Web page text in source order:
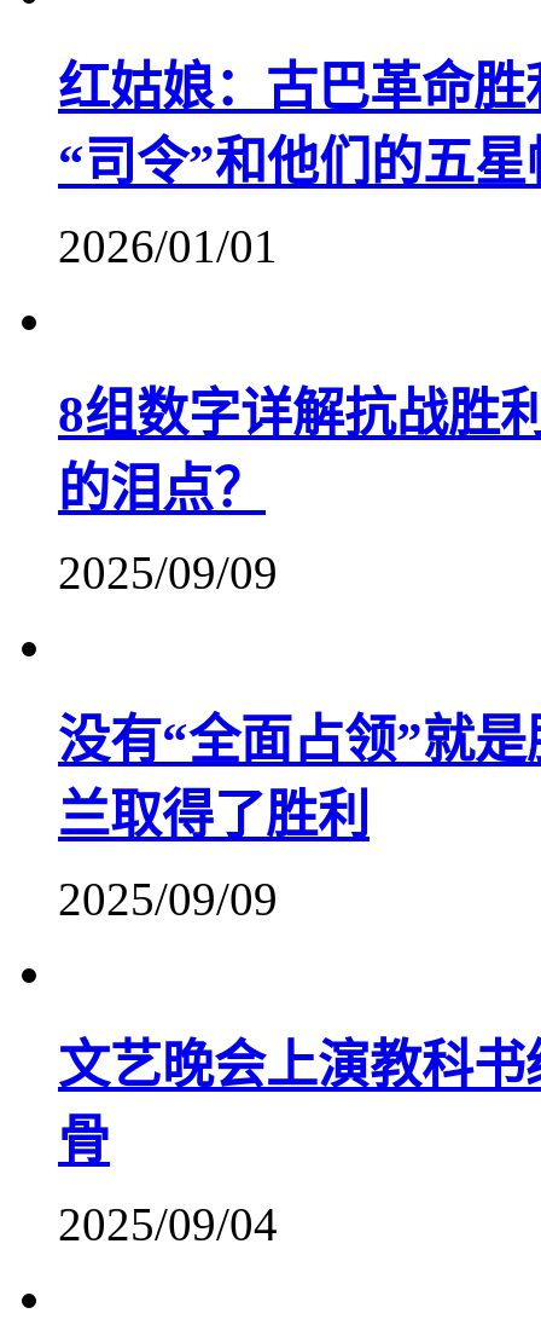
红姑娘：古巴革命
“司令”和他们的五星
2026/01/01
8组数字详解抗战胜
的泪点？
2025/09/09
没有“全面占领”就
兰取得了胜利
2025/09/09
文艺晚会上演教科
骨
2025/09/04